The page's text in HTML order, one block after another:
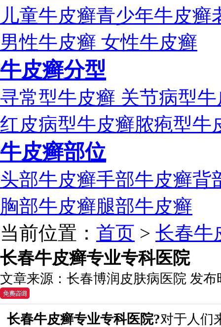
儿童牛皮癣青少年牛皮癣
男性牛皮癣 女性牛皮癣
牛皮癣分型
寻常型牛皮癣 关节病型
红皮病型牛皮癣脓疱型牛
牛皮癣部位
头部牛皮癣手部牛皮癣背
胸部牛皮癣腿部牛皮癣
当前位置： 首页 > 长春牛
长春牛皮癣专业专科医院
文章来源： 长春博润皮肤病医院 发布
长春牛皮癣专业专科医院?对于人们